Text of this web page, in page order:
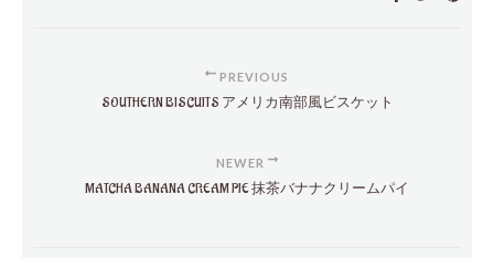
PREVIOUS
SOUTHERN BISCUITS アメリカ南部風ビスケット
NEWER
MATCHA BANANA CREAM PIE 抹茶バナナクリームパイ